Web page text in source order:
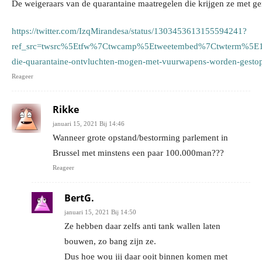
De weigeraars van de quarantaine maatregelen die krijgen ze met
https://twitter.com/IzqMirandesa/status/1303453613155594241?
die-quarantaine-ontvluchten-mogen-met-vuurwapens-worden-
Reageer
Rikke
januari 15, 2021 Bij 14:46
Wanneer grote opstand/bestorming parlement in
Brussel met minstens een paar 100.000man???
Reageer
BertG.
januari 15, 2021 Bij 14:50
Ze hebben daar zelfs anti tank wallen laten
bouwen, zo bang zijn ze.
Dus hoe wou jij daar ooit binnen komen met